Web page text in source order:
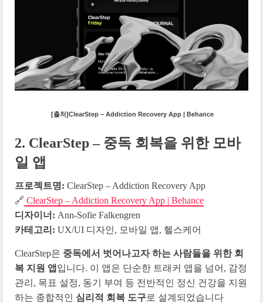
[출처]ClearStep – Addiction Recovery App | Behance
2. ClearStep – 중독 회복을 위한 모바
일 앱
프로젝트명: ClearStep – Addiction Recovery App
🔗 ClearStep – Addiction Recovery App | Behance
디자이너: Ann-Sofie Falkengren
카테고리: UX/UI 디자인, 모바일 앱, 헬스케어
ClearStep은 중독에서 벗어나고자 하는 사람들을 위한 회
복 지원 앱 입니다. 이 앱은 단순한 트래커 앱을 넘어, 감정
관리, 목표 설정, 동기 부여 등 전반적인 정신 건강을 지원
하는 종합적인 심리적 회복 도구로 설계되었습니다